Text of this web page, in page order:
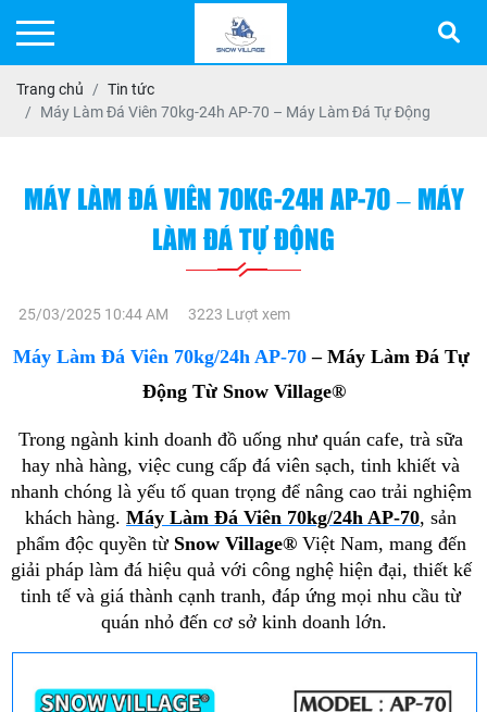
Trang chủ
Tin tức
Máy Làm Đá Viên 70kg-24h AP-70 – Máy Làm Đá Tự Động
MÁY LÀM ĐÁ VIÊN 70KG-24H AP-70 – MÁY
LÀM ĐÁ TỰ ĐỘNG
25/03/2025 10:44 AM 3223 Lượt xem
Máy Làm Đá Viên 70kg/24h AP-70 – Máy Làm Đá Tự
Động Từ Snow Village®
Trong ngành kinh doanh đồ uống như quán cafe, trà sữa
hay nhà hàng, việc cung cấp đá viên sạch, tinh khiết và
nhanh chóng là yếu tố quan trọng để nâng cao trải nghiệm
khách hàng. Máy Làm Đá Viên 70kg/24h AP-70, sản
phẩm độc quyền từ Snow Village® Việt Nam, mang đến
giải pháp làm đá hiệu quả với công nghệ hiện đại, thiết kế
tinh tế và giá thành cạnh tranh, đáp ứng mọi nhu cầu từ
quán nhỏ đến cơ sở kinh doanh lớn.